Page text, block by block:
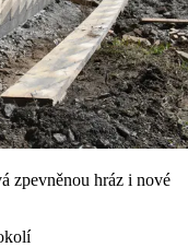
zpevněnou hráz i nové